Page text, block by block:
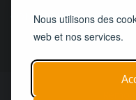
Nous utilisons des
web et nos services.
CONCEPTIONet
© 2019 - 2026